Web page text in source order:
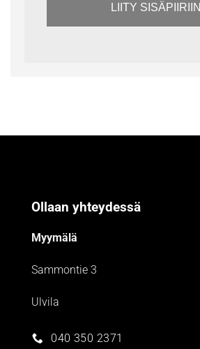
LIITY SISÄPIIRIIN
Ollaan yhteydessä
Myymälä
Sammontie 3
Ulvila
040 350 2371